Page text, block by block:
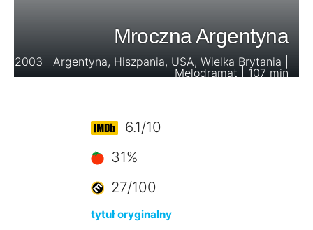
Mroczna Argentyna
2003 | Argentyna, Hiszpania, USA, Wielka Brytania |
Melodramat | 107 min
6.1/10
31%
27/100
tytuł oryginalny